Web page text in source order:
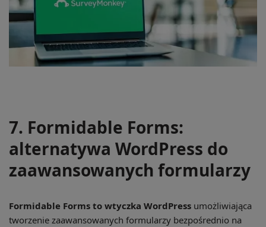
7. Formidable Forms:
alternatywa WordPress do
zaawansowanych formularzy
Formidable Forms to wtyczka WordPress umożliwiająca
tworzenie zaawansowanych formularzy bezpośrednio na